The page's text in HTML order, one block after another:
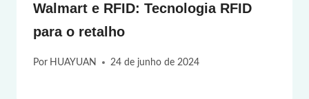
Walmart e RFID: Tecnologia RFID
para o retalho
Por HUAYUAN 24 de junho de 2024